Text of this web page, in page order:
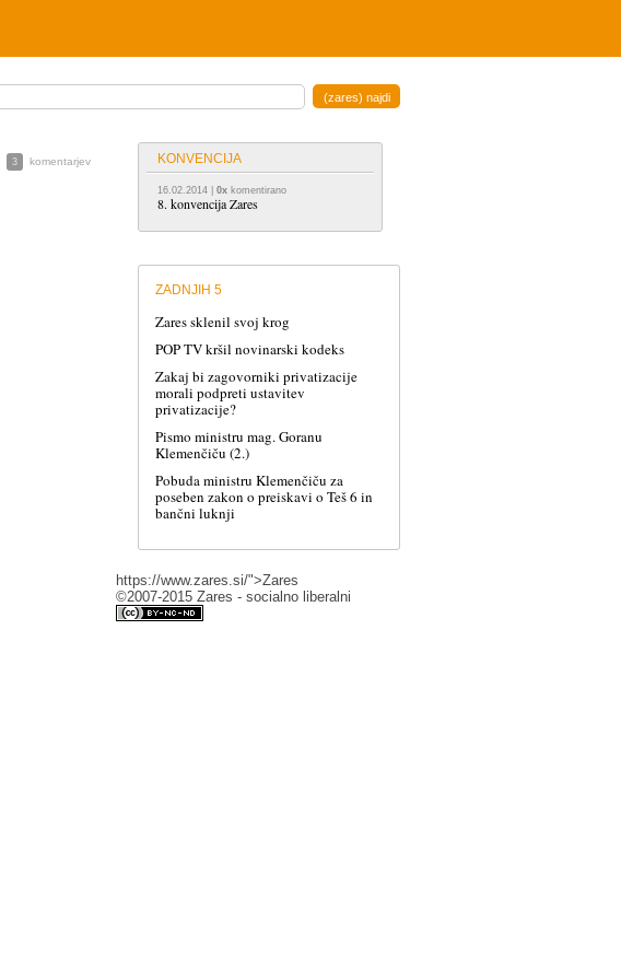
3 komentarjev KONVENCIJA
16.02.2014 0x komentirano
8. konvencija Zares
ZADNJIH 5
Zares sklenil svoj krog
POP TV kršil novinarski kodeks
Zakaj bi zagovorniki privatizacije
morali podpreti ustavitev
privatizacije?
Pismo ministru mag. Goranu
Klemenčiču (2.)
Pobuda ministru Klemenčiču za
poseben zakon o preiskavi o Teš 6 in
bančni luknji
https://www.zares.si/">Zares
©2007-2015 Zares - socialno liberalni